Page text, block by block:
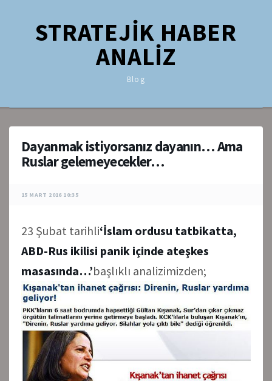
STRATEJİK HABER
ANALİZ
Blog
Dayanmak istiyorsanız dayanın… Ama
Ruslar gelemeyecekler…
15 MART 2016 10:35
23 Şubat tarihli‘İslam ordusu tatbikatta,
ABD-Rus ikilisi panik içinde ateşkes
masasında…’başlıklı analizimizden;